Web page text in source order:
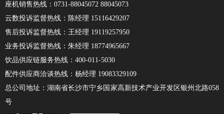
座机销售热线：0731-88045072 88045073
云数投诉监督热线：陈经理 15116429207
售后投诉监督热线：王经理 19119257950
业务投诉监督热线：朱经理 18774965667
饮品供应链服务热线：400-011-5030
配件供应商洽谈热线：杨经理 19083329109
总公司地址：湖南省长沙市宁乡国家高新技术产业开发区银州北路058
号